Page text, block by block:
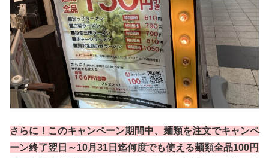
さらに！このキャンペーン期間中、麺類を注文でキャンペ
ーン終了翌日～10月31日迄何度でも使える麺類全品100円